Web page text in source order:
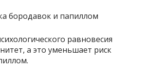
равновесия
а это уменьшает риск